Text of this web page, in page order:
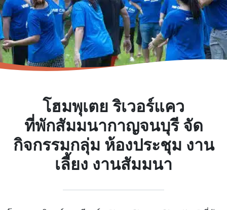
โฮมพุเตย ริเวอร์แคว
ที่พักสัมมนากาญจนบุรี จัด
กิจกรรมกลุ่ม ห้องประชุม งาน
เลี้ยง งานสัมมนา